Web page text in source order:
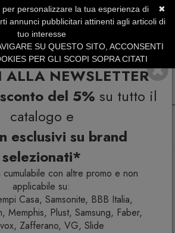
ALLA NEWSLETTER
sconto del 5% su tutto il
catalogo e
esclusivi su brand
selezionati*
con altre promo e non
applicabile su:
Casa, Samsonite, BBB Italia,
Memphis, Plust, Samsung, Faber,
Zafferano, VG, Slide
CLIENTI +39.0773.470.562
SALES | Fino al 31 Agosto
Cucina
Cantinette vino
cantina vino 46 bottiglie sottopiano Full
glass Nera
✖
per personalizzare la tua esperienza di
annunci pubblicitari attinenti agli articoli di
tuo interesse
SU QUESTO SITO, ACCONSENTI
PER GLI SCOPI SOPRA CITATI